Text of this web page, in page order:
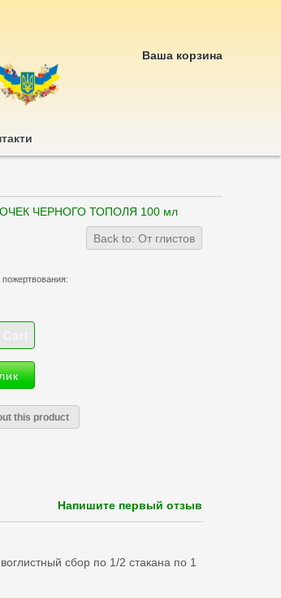
Ваша корзина
ЧЕРНОГО ТОПОЛЯ 100 мл
Back to: От глистов
this product
Напишите первый отзыв
сбор по 1/2 стакана по 1